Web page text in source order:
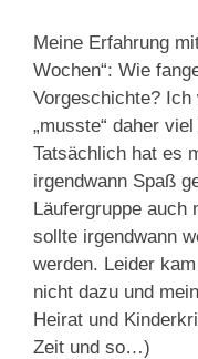
Meine Erfahrung
Wochen“: Wie
Vorgeschichte? Ich
„musste“ daher
Tatsächlich hat es
irgendwann Spaß
Läufergruppe auch
sollte irgendwann
werden. Leider
nicht dazu und
Heirat und
Zeit und so…)